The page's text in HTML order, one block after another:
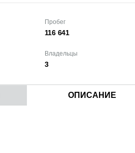
Пробег
116 641
Владельцы
3
ОПИСАНИЕ